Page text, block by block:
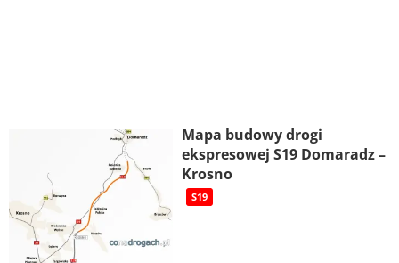
Mapa budowy drogi
ekspresowej S19 Domaradz –
Krosno
S19